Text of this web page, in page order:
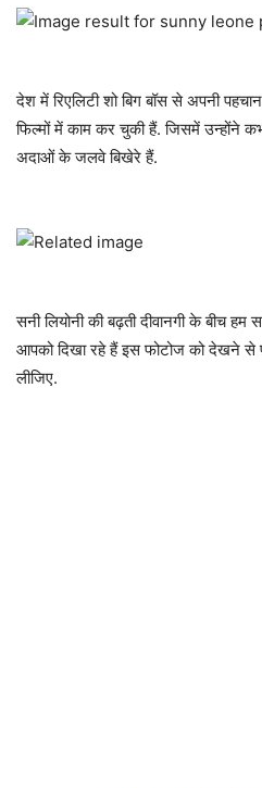
देश में रिएलिटी शो बिग बॉस से अपनी
फिल्मों में काम कर चुकी हैं. जिसमें उन्होंने
अदाओं के जलवे बिखेरे हैं.
सनी लियोनी की बढ़ती दीवानगी के बीच
आपको दिखा रहे हैं इस फोटोज को देखने
लीजिए.